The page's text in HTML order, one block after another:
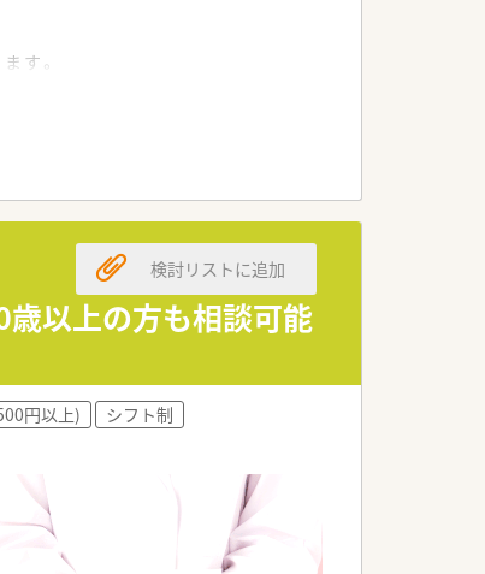
す。
ています。
情熱があります。
整っています。
自慢です。
できます。
漂っています。
以上の方も相談可能
検討リストに追加
円以上)
シフト制